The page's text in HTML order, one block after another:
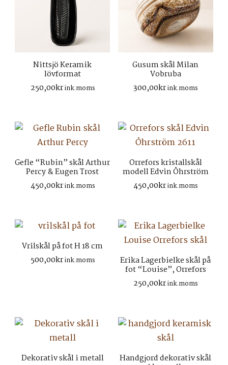
Nittsjö Keramik
lövformat
250,00krink.moms
Gusum skål Milan
Vobruba
300,00krink.moms
Gefle “Rubin” skål Arthur
Percy & Eugen Trost
450,00krink.moms
Orrefors kristallskål
modell Edvin Öhrström
450,00krink.moms
Vrilskål på fot H 18 cm
500,00krink.moms Erika Lagerbielke skål på
fot “Louise”, Orrefors
250,00krink.moms
Dekorativ skål i metall
Handgjord dekorativ skål